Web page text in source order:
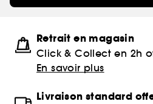
Retrait en magasin
Click & Collect en 2h
En savoir plus
Livraison standard